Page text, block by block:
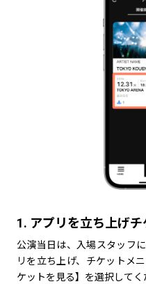
1. アプリを立ち上げ
公演当日は、入場スタッフ
リを立ち上げ、チケットメ
ケットを見る】を選択してく
1. アプ
公演当日
リを立ち
ケットを